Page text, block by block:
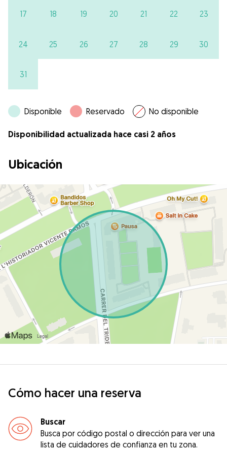
17 18 19 20 21 22 23
24 25 26 27 28 29 30
31
Disponible Reservado No disponible
Disponibilidad actualizada hace casi 2 años
Ubicación
Cómo hacer una reserva
Buscar
Busca por código postal o dirección para ver una
lista de cuidadores de confianza en tu zona.